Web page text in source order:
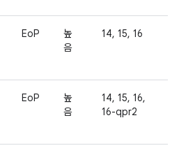
EoP
높
음
14, 15, 16
EoP
높
음
14, 15, 16,
16-qpr2